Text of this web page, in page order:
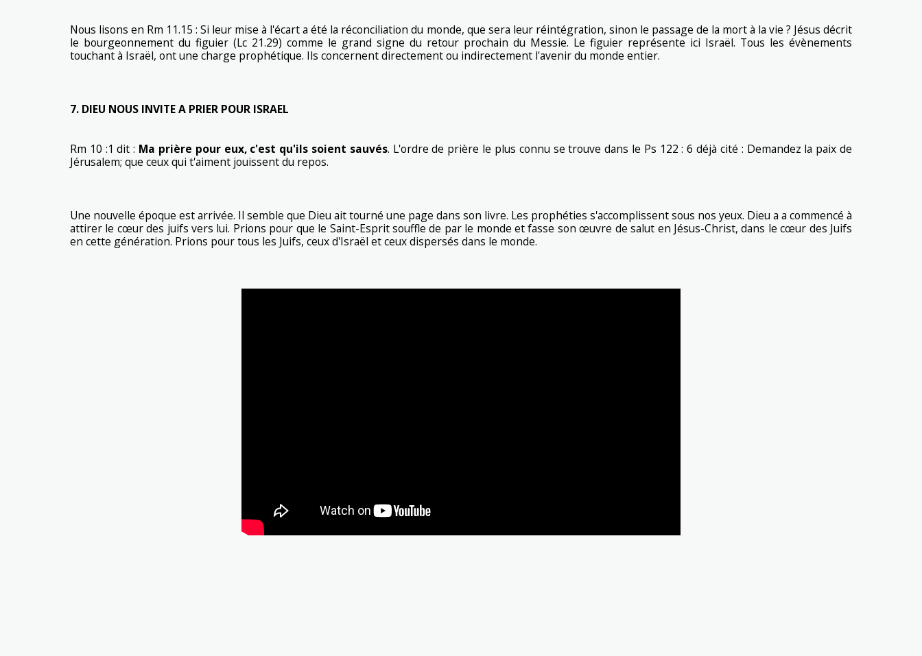
Nous lisons en Rm 11.15 : Si leur mise à l'écart a été la réconciliation du monde, que sera leur réintégration, sinon le passage de la mort à la vie ? Jésus décrit
le bourgeonnement du figuier (Lc 21.29) comme le grand signe du retour prochain du Messie. Le figuier représente ici Israël. Tous les évènements
touchant à Israël, ont une charge prophétique. Ils concernent directement ou indirectement l'avenir du monde entier.
7. DIEU NOUS INVITE A PRIER POUR ISRAEL
Rm 10 :1 dit : Ma prière pour eux, c'est qu'ils soient sauvés. L'ordre de prière le plus connu se trouve dans le Ps 122 : 6 déjà cité : Demandez la paix de
Jérusalem; que ceux qui t'aiment jouissent du repos.
Une nouvelle époque est arrivée. Il semble que Dieu ait tourné une page dans son livre. Les prophéties s'accomplissent sous nos yeux. Dieu a a commencé à
attirer le cœur des juifs vers lui. Prions pour que le Saint-Esprit souffle de par le monde et fasse son œuvre de salut en Jésus-Christ, dans le cœur des Juifs
en cette génération. Prions pour tous les Juifs, ceux d'Israël et ceux dispersés dans le monde.